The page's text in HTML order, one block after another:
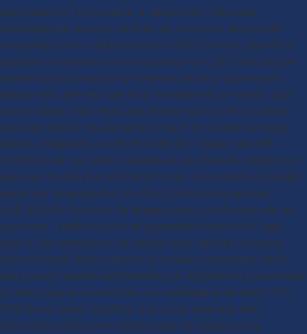
para resolver? Empoderar a equipe tem sido uma
estratégia de sucesso na área de customer service de
empresas como a Starbucks ou o Ritz-Carlton, que dá a
qualquer funcionário um orçamento de US$ 2.000,00 por
incidente para resolver problemas de seus clientes em
tempo real, sem ter que ficar transferindo o mesmo para
outras áreas. Esta regra faz sentido para o Ritz-Carlton
pois eles sabem exatamente o valor do cliente ao longo
tempo, chegando a US$ 250.000,00. Apesar de US$
2.000,00 ser um valor impensável em diversos negócios, o
que vale a pena é o princípio! Como curiosidade, a média
gasta por empregados do Ritz-Carlton é de apenas
US$ 250,00. Excesso de etapas para a realização de um
processo Lembra como antigamente era preciso ligar
para a sua operadora de celular para habilitar roaming
internacional? Este e outros processos maçantes estão
aos poucos sendo substituídos por aplicativos para celular
ou bots que se comunicam via mensagens de texto. Um
CES baixo pode significar que a sua empresa tem
processos ruins como estes e que há espaço para